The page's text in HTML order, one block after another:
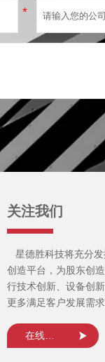
关注我们
星德胜科技将充分发
创造平台，为股东创
行技术创新、设备创
更多满足客户发展需求
在线询盘 